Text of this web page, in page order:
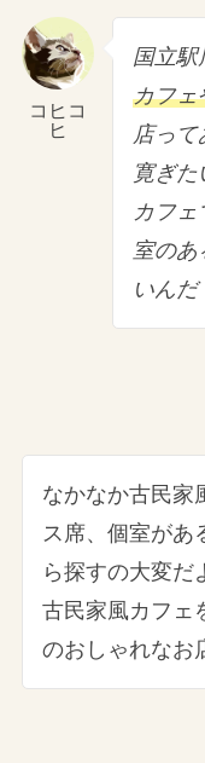
コヒコ
ヒ
国立駅
カフェ
店って
寛ぎ
カフ
室の
いんだ
なかなか古民家
ス席、個室があ
ら探すの大変だ
古民家風カフェ
のおしゃれなお